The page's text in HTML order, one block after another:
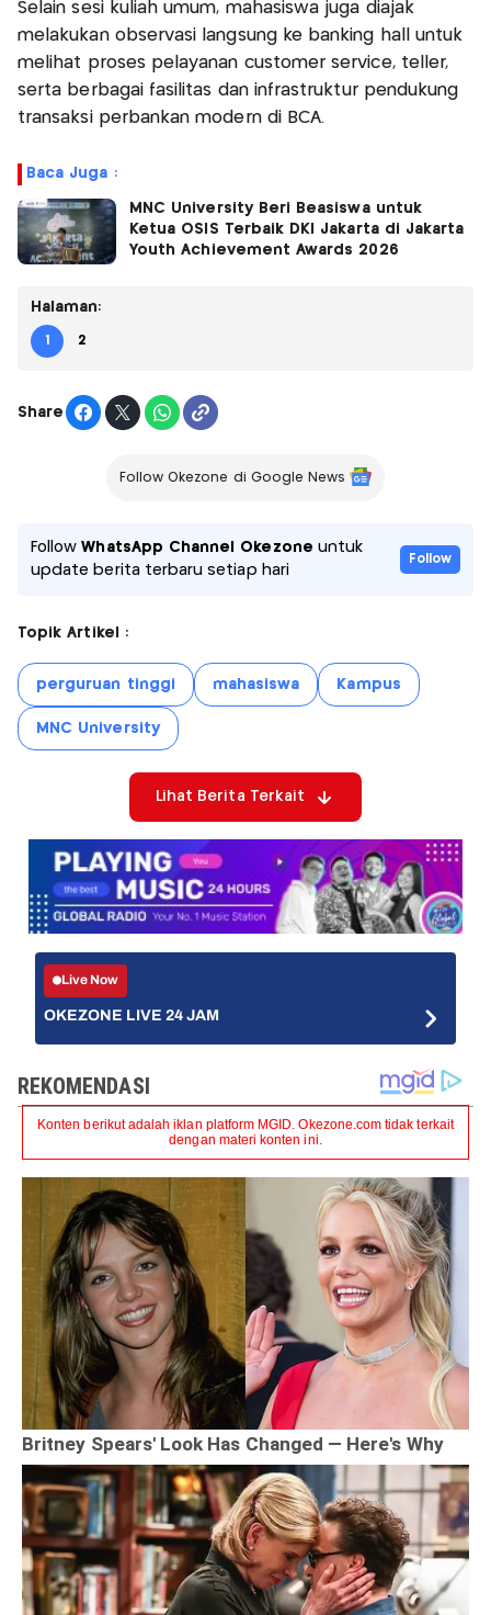
Selain sesi kuliah umum, mahasiswa juga diajak
melakukan observasi langsung ke banking hall untuk
melihat proses pelayanan customer service, teller,
serta berbagai fasilitas dan infrastruktur pendukung
transaksi perbankan modern di BCA.
Baca Juga :
MNC University Beri Beasiswa untuk
Ketua OSIS Terbaik DKI Jakarta di Jakarta
Youth Achievement Awards 2026
Halaman:
1 2
Share
Follow Okezone di Google News
FollowWhatsApp Channel Okezone untuk
update berita terbaru setiap hari
Follow
Topik Artikel :
perguruan tinggi mahasiswa Kampus
MNC University
Lihat Berita Terkait
Live Now
OKEZONE LIVE 24 JAM